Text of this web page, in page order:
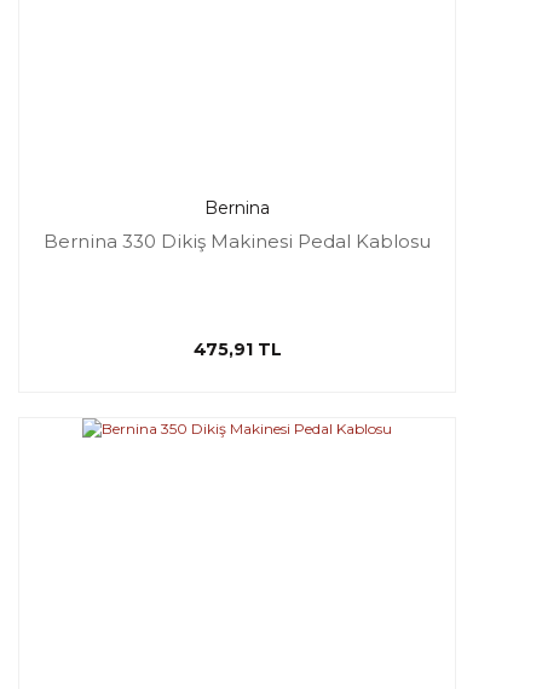
Bernina
Bernina 330 Dikiş Makinesi Pedal Kablosu
475,91 TL